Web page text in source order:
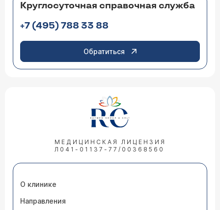
Круглосуточная справочная служба
+7 (495) 788 33 88
Обратиться
МЕДИЦИНСКАЯ ЛИЦЕНЗИЯ
Л041-01137-77/00368560
О клинике
Направления